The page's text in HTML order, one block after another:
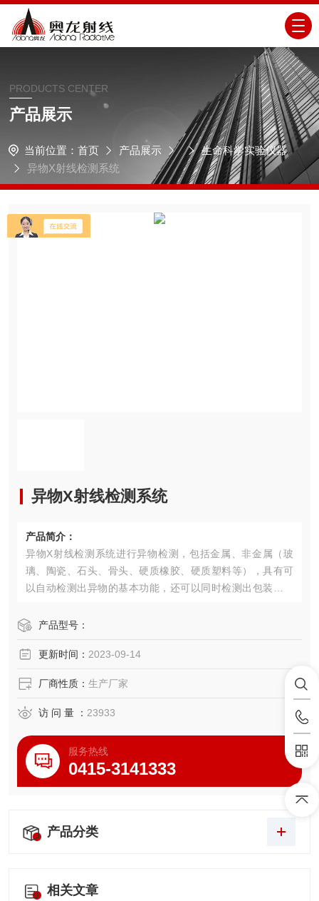
PRODUCTS CENTER
产品展示
当前位置： 首页 产品展示
生命科学实验仪器
异物X射线检测系统
异物X射线检测系统
产品简介：
异物X射线检测系统进行异物检测，包括金属、非金属（玻
璃、陶瓷、石头、骨头、硬质橡胶、硬质塑料等），具有可
以自动检测出异物的基本功能，还可以同时检测出包装后产
产品型号：
更新时间： 2023-09-14
厂商性质： 生产厂家
访 问 量 ： 23933
服务热线
0415-3141333
产品分类
相关文章